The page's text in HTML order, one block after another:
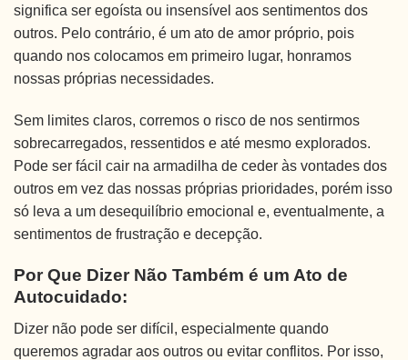
significa ser egoísta ou insensível aos sentimentos dos
outros. Pelo contrário, é um ato de amor próprio, pois
quando nos colocamos em primeiro lugar, honramos
nossas próprias necessidades.
Sem limites claros, corremos o risco de nos sentirmos
sobrecarregados, ressentidos e até mesmo explorados.
Pode ser fácil cair na armadilha de ceder às vontades dos
outros em vez das nossas próprias prioridades, porém isso
só leva a um desequilíbrio emocional e, eventualmente, a
sentimentos de frustração e decepção.
Por Que Dizer Não Também é um Ato de
Autocuidado:
Dizer não pode ser difícil, especialmente quando
queremos agradar aos outros ou evitar conflitos. Por isso,